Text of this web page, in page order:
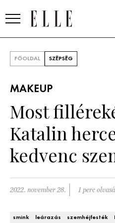
SZÉPSÉG
ÉLETMÓD
PÁRKAPCSOLAT
FŐOLDAL SZÉPSÉG
MAKEUP
Most
Katalin
kedvenc
2022. november 28. 1 perc
smink leárazás szemhéjfesték